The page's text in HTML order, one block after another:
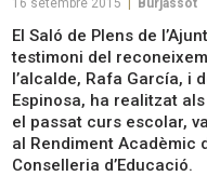
16 setembre 2015 Burjassot
El Saló de Plens de
testimoni del
l’alcalde, Rafa García, i
Espinosa, ha realitzat
el passat curs escolar,
al Rendiment Acadèmic
Conselleria d’Educació.